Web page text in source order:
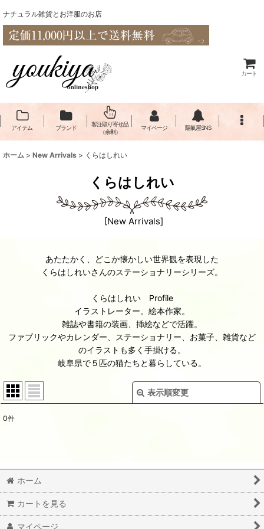
ナチュラル雑貨とお洋服のお店
カート
アイテム ブランド
客注取り寄せ品
（余剰）
マイページ 陽氣屋SNS
ホーム > New Arrivals > くらはしれい
くらはしれい
[New Arrivals]
あたたかく、どこか懐かしい世界観を表現した
くらはしれいさんのステーショナリーシリーズ。
くらはしれい Profile
イラストレーター。絵本作家。
雑誌や書籍の装画、挿絵などで活躍。
ファブリックやカレンダー、ステーショナリー、お菓子、雑貨など
のイラストも多く手掛ける。
岐阜県で５匹の猫たちと暮らしている。
表示順変更
絞り込む
0件
ホーム
カートを見る
マイページ